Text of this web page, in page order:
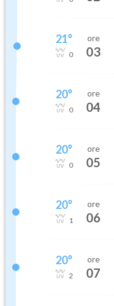
21°
0
ore
03
20°
0
ore
04
20°
0
ore
05
20°
1
ore
06
20°
2
ore
07